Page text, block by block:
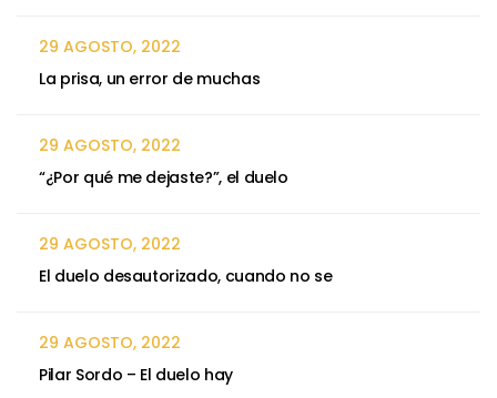
29 AGOSTO, 2022
La prisa, un error de muchas
29 AGOSTO, 2022
“¿Por qué me dejaste?”, el duelo
29 AGOSTO, 2022
El duelo desautorizado, cuando no se
29 AGOSTO, 2022
Pilar Sordo – El duelo hay